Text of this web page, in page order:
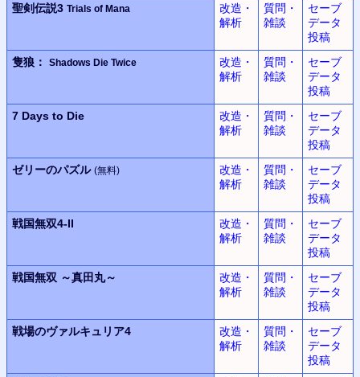
聖剣伝説3 Trials of Mana
改造・
解析
質問・
雑談
セーブ
データ
投稿
隻狼：
Shadows Die Twice
改造・
解析
質問・
雑談
セーブ
データ
投稿
7 Days to Die
改造・
解析
質問・
雑談
セーブ
データ
投稿
ゼリーのパズル (無料)
改造・
解析
質問・
雑談
セーブ
データ
投稿
戦国無双4-II
改造・
解析
質問・
雑談
セーブ
データ
投稿
戦国無双 ～真田丸～
改造・
解析
質問・
雑談
セーブ
データ
投稿
戦場のヴァルキュリア4
改造・
解析
質問・
雑談
セーブ
データ
投稿